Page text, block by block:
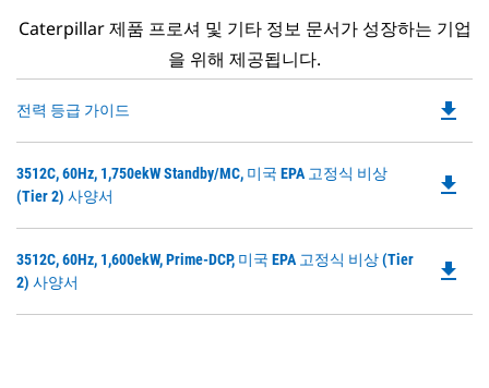
Caterpillar 제품 프로셔 및 기타 정보 문서가 성장하는 기업
을 위해 제공됩니다.
전력 등급 가이드 file_download
3512C, 60Hz, 1,750ekW Standby/MC, 미국 EPA 고정식 비상
(Tier 2) 사양서
file_download
3512C, 60Hz, 1,600ekW, Prime-DCP, 미국 EPA 고정식 비상 (Tier
2) 사양서
file_download